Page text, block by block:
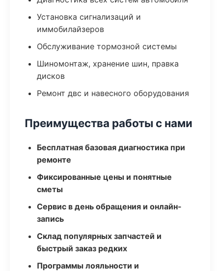
Установка сигнализаций и
иммобилайзеров
Обслуживание тормозной системы
Шиномонтаж, хранение шин, правка
дисков
Ремонт двс и навесного оборудования
Преимущества работы с нами
Бесплатная базовая диагностика при
ремонте
Фиксированные цены и понятные
сметы
Сервис в день обращения и онлайн-
запись
Склад популярных запчастей и
быстрый заказ редких
Программы лояльности и